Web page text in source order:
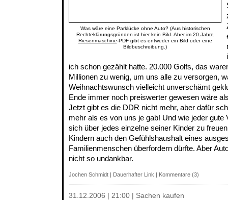
Was wäre eine Parklücke ohne Auto? (Aus historischen
Rechteklärungsgründen ist hier kein Bild. Aber im 20 Jahre
Riesenmaschine-PDF gibt es entweder ein Bild oder eine
Bildbeschreibung.)
ich schon gezählt hatte. 20.000 Golfs, das
Millionen zu wenig, um uns alle zu versorgen,
Weihnachtswunsch vielleicht unverschämt
Ende immer noch preiswerter gewesen wäre
Jetzt gibt es die DDR nicht mehr, aber dafür
mehr als es von uns je gab! Und wie jeder gute
sich über jedes einzelne seiner Kinder zu
Kindern auch den Gefühlshaushalt eines
Familienmenschen überfordern dürfte. Aber
nicht so undankbar.
Jochen Schmidt | Dauerhafter Link | Kommentare (3)
31.12.2006 | 21:00 | Sachen kaufen